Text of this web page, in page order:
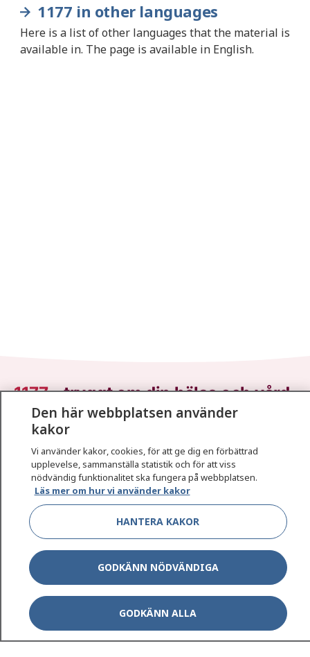
1177 in other languages
Here is a list of other languages that the material is
available in. The page is available in English.
1177–tryggt om din hälsa och vård
På 1177.se får du råd om hälsa och information om
Logga in för att läsa din journal och göra dina
vårdärenden. Ring telefonnummer 1177 för
sjukvårdsrådgivning dygnet runt.
1177 ger dig råd när du vill må bättre.
1177 på flera språk Show
Om 1177 Show
Den här webbplatsen använder
kakor
Vi använder kakor, cookies, för att ge dig en förbättrad
upplevelse, sammanställa statistik och för att viss
nödvändig funktionalitet ska fungera på webbplatsen.
Läs mer om hur vi använder kakor
HANTERA KAKOR
GODKÄNN NÖDVÄNDIGA
GODKÄNN ALLA